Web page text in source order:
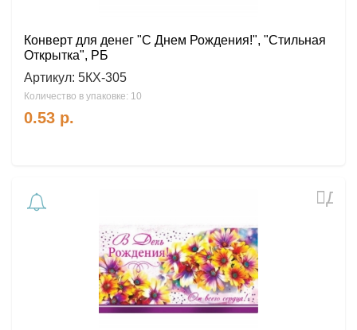
Конверт для денег "С Днем Рождения!", "Стильная
Открытка", РБ
Артикул: 5КХ-305
Количество в упаковке: 10
0.53 р.